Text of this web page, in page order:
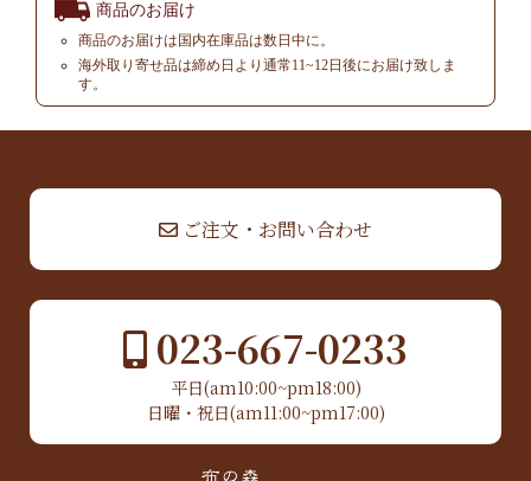
商品のお届け
商品のお届けは国内在庫品は数日中に。
海外取り寄せ品は締め日より通常11~12日後にお届け致しま
す。
ご注文・お問い合わせ
023-667-0233
平日(am10:00~pm18:00)
日曜・祝日(am11:00~pm17:00)